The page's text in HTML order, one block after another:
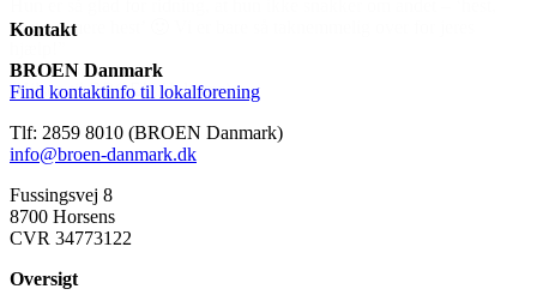
er bare så taknemmelig over for jeres
Kontakt
BROEN Danmark
Find kontaktinfo til lokalforening
Tlf: 2859 8010 (BROEN Danmark)
info@broen-danmark.dk
Fussingsvej 8
8700 Horsens
CVR 34773122
Oversigt